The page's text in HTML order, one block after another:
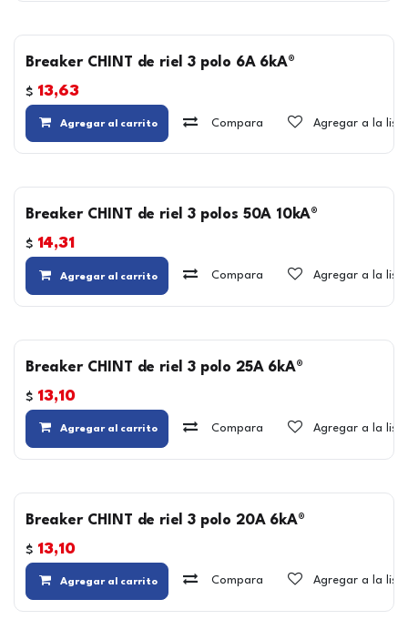
Breaker CHINT de riel 3 polo 6A 6kA®
$ 13,63
Agregar al carrito Compara Agregar a la
Breaker CHINT de riel 3 polos 50A 10kA®
$ 14,31
Agregar al carrito Compara Agregar a la
Breaker CHINT de riel 3 polo 25A 6kA®
$ 13,10
Agregar al carrito Compara Agregar a la
Breaker CHINT de riel 3 polo 20A 6kA®
$ 13,10
Agregar al carrito Compara Agregar a la